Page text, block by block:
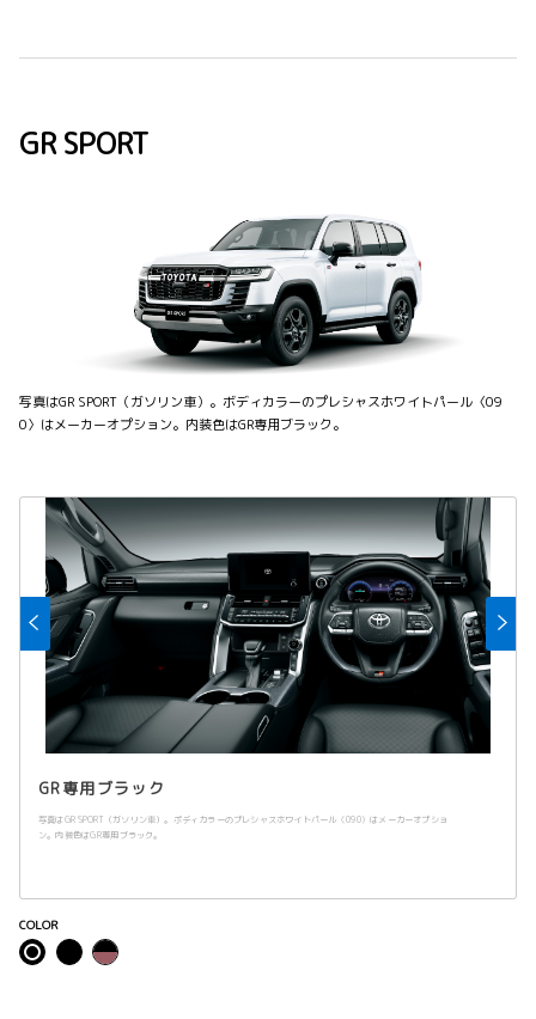
GR SPORT
写真はGR SPORT（ガソリン車）。ボディカラーのプレシャスホワイトパール〈09
0〉はメーカーオプション。内装色はGR専用ブラック。
GR専用ブラック
写真はGR SPORT（ガソリン車）。ボディカラーのプレシャスホワイトパール〈090〉はメーカーオプショ
ン。内装色はGR専用ブラック。
COLOR